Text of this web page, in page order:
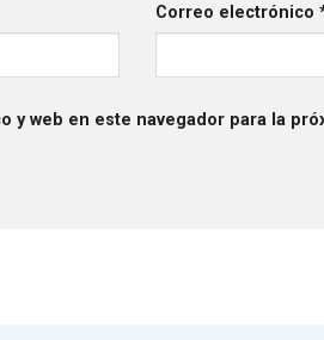
Correo electrónico
y web en este navegador para la